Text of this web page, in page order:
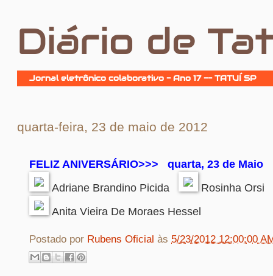
Diário de
Jornal eletrônico colaborativo - Ano 17 -- TATUÍ SP
quarta-feira, 23 de maio de 2012
FELIZ ANIVERSÁRIO>>> quarta, 23 de Maio
Adriane Brandino Picida
Rosinha Orsi
Anita Vieira De Moraes Hessel
Postado por Rubens Oficial às 5/23/2012 12:00:00